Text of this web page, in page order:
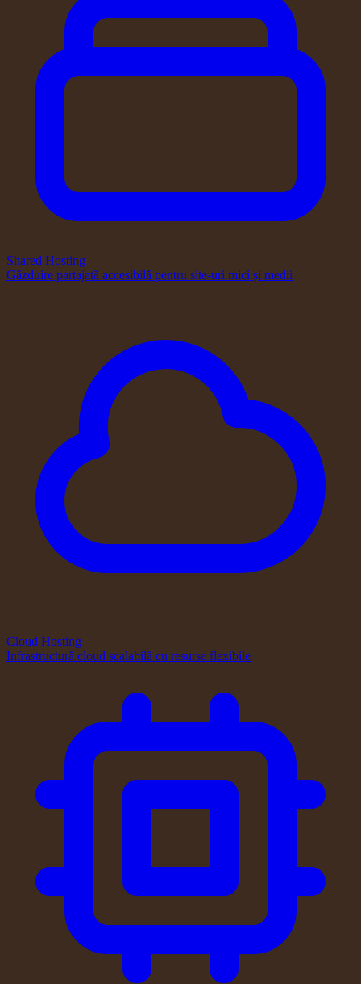
Shared Hosting
Găzduire partajată accesibilă pentru site-uri mici și medii
Cloud Hosting
Infrastructură cloud scalabilă cu resurse flexibile